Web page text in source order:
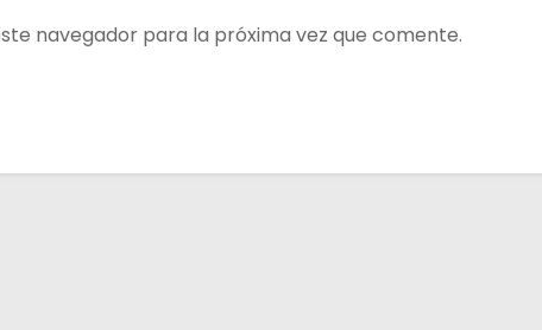
navegador para la próxima vez que comente.